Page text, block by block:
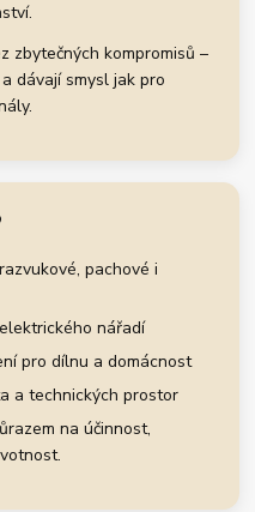
zbytečných kompromisů –
dávají smysl jak pro
pachové i
nářadí
pro dílnu a domácnost
a technických prostor
na účinnost,